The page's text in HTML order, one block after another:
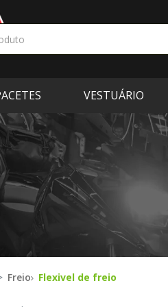
VESTUÁRIO
Freio Flexivel de freio